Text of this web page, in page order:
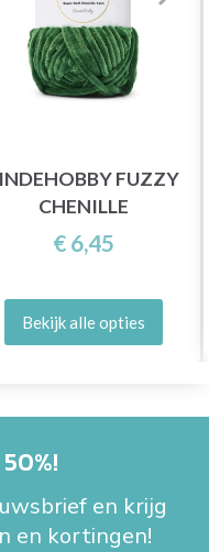
FUZZY
CHENILLE
€ 6,45
Bekijk alle opties
en krijg
en kortingen!